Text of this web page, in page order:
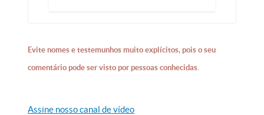
Evite nomes e testemunhos muito explícitos, pois o seu
comentário pode ser visto por pessoas conhecidas.
Assine nosso canal de vídeo